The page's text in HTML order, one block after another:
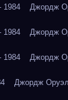
Джордж
Джордж
Джордж
Джордж